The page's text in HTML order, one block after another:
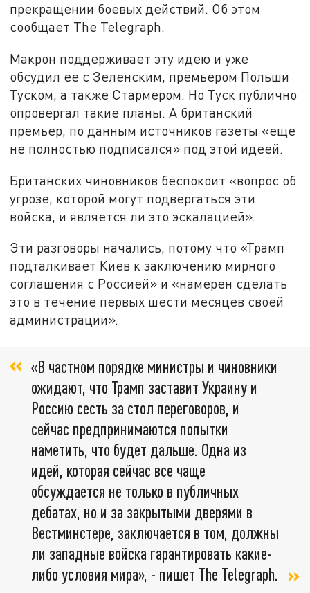
прекращении боевых действий. Об этом
сообщает The Telegraph.
Макрон поддерживает эту идею и уже
обсудил ее с Зеленским, премьером Польши
Туском, а также Стармером. Но Туск публично
опровергал такие планы. А британский
премьер, по данным источников газеты «еще
не полностью подписался» под этой идеей.
Британских чиновников беспокоит «вопрос об
угрозе, которой могут подвергаться эти
войска, и является ли это эскалацией».
Эти разговоры начались, потому что «Трамп
подталкивает Киев к заключению мирного
соглашения с Россией» и «намерен сделать
это в течение первых шести месяцев своей
администрации».
«В частном порядке министры и чиновники
ожидают, что Трамп заставит Украину и
Россию сесть за стол переговоров, и
сейчас предпринимаются попытки
наметить, что будет дальше. Одна из
идей, которая сейчас все чаще
обсуждается не только в публичных
дебатах, но и за закрытыми дверями в
Вестминстере, заключается в том, должны
ли западные войска гарантировать какие-
либо условия мира», - пишет The Telegraph.